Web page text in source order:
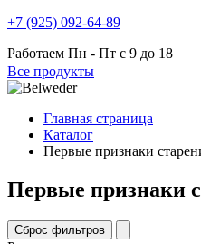
+7 (925) 092-64-89
Работаем Пн - Пт с 9 до 18
Все продукты
Главная страница
Каталог
Первые признаки
Первые признаки